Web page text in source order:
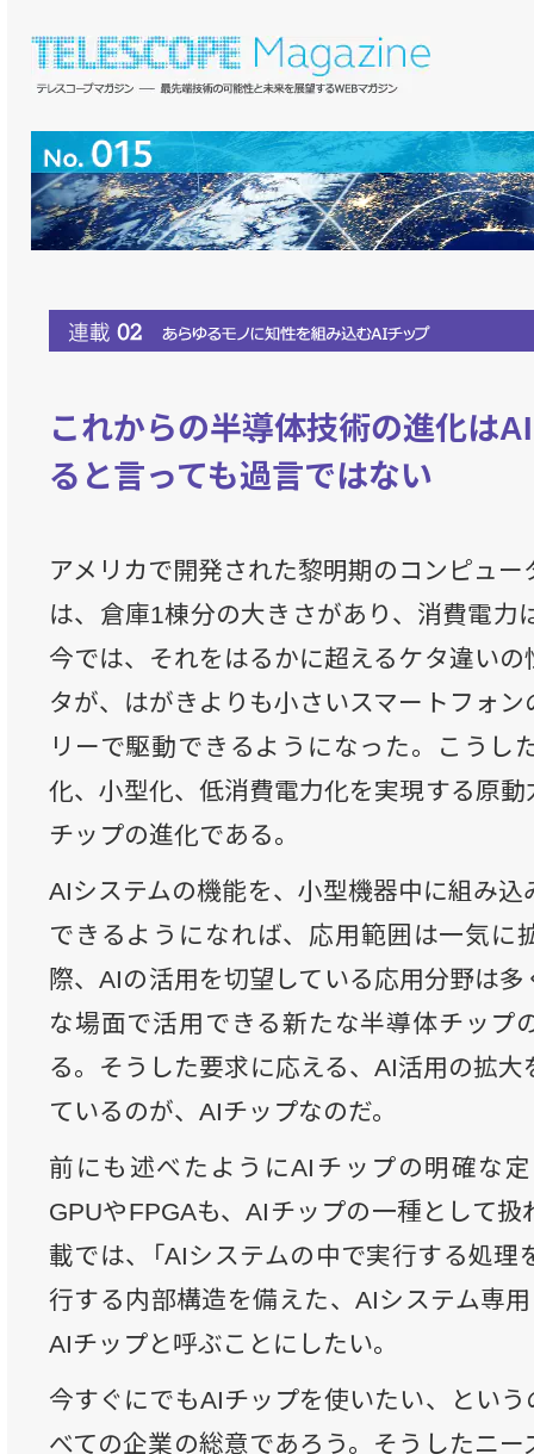
これからの半導体技術の進化は
ると言っても過言ではない
アメリカで開発された黎明期のコンピュータ
は、倉庫1棟分の大きさがあり、消費電力
今では、それをはるかに超えるケタ違い
タが、はがきよりも小さいスマートフォ
リーで駆動できるようになった。こうし
化、小型化、低消費電力化を実現する原
チップの進化である。
AIシステムの機能を、小型機器中に組み
できるようになれば、応用範囲は一気に
際、AIの活用を切望している応用分野は
な場面で活用できる新たな半導体チップ
る。そうした要求に応える、AI活用の拡
ているのが、AIチップなのだ。
前にも述べたようにAIチップの明確な
GPUやFPGAも、AIチップの一種として
載では、「AIシステムの中で実行する処
行する内部構造を備えた、AIシステム専
AIチップと呼ぶことにしたい。
今すぐにでもAIチップを使いたい、とい
べての企業の総意であろう。そうしたニ